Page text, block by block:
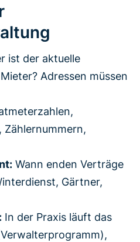
ist der aktuelle
Adressen müssen
Zählernummern,
Wann enden Verträge
Gärtner,
In der Praxis läuft das